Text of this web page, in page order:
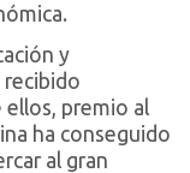
y
recibido
premio al
ha conseguido
al gran